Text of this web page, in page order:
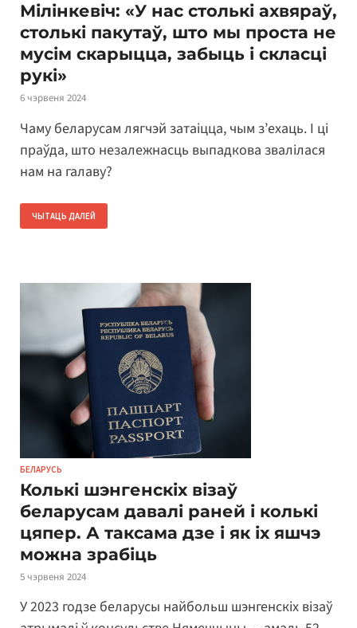
Мілінкевіч: «У нас столькі ахвяраў,
столькі пакутаў, што мы проста не
мусім скарыцца, забыць і скласці
рукі»
6 чэрвеня 2024
Чаму беларусам лягчэй затаіцца, чым з’ехаць. І ці
праўда, што незалежнасць выпадкова звалілася
нам на галаву?
ЧЫТАЦЬ ДАЛЕЙ
БЕЛАРУСЬ
Колькі шэнгенскіх візаў
беларусам давалі раней і колькі
цяпер. А таксама дзе і як іх яшчэ
можна зрабіць
5 чэрвеня 2024
У 2023 годзе беларусы найбольш шэнгенскіх візаў